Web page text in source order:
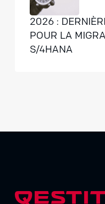
2026 :
POUR LA
S/4HANA